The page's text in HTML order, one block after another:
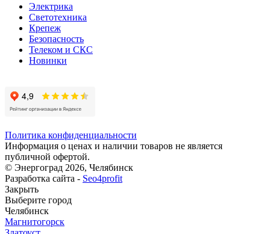
Электрика
Светотехника
Крепеж
Безопасность
Телеком и СКС
Новинки
Политика конфиденциальности
Информация о ценах и наличии товаров не является
публичной офертой.
© Энергоград 2026, Челябинск
Разработка сайта - Seo4profit
Закрыть
Выберите город
Челябинск
Магнитогорск